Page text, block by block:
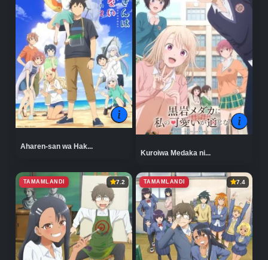
Aharen-san wa Hak...
Kuroiwa Medaka ni...
TAMAMLANDI 7.2 TAMAMLANDI 7.4